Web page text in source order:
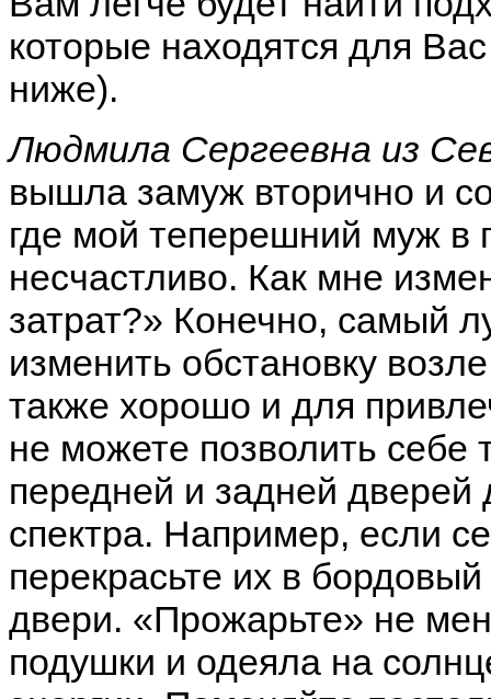
которые находятся для
ниже).
Людмила Сергеевна из
вышла замуж вторично и
где мой теперешний муж
несчастливо. Как мне
затрат?» Конечно, самый
изменить обстановку
также хорошо и для
не можете позволить себе
передней и задней дверей
спектра. Например, если
перекрасьте их в
двери. «Прожарьте» не
подушки и одеяла на